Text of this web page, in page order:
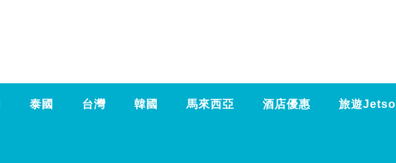
泰國 台灣 韓國 馬來西亞 酒店優惠 旅遊Jetso